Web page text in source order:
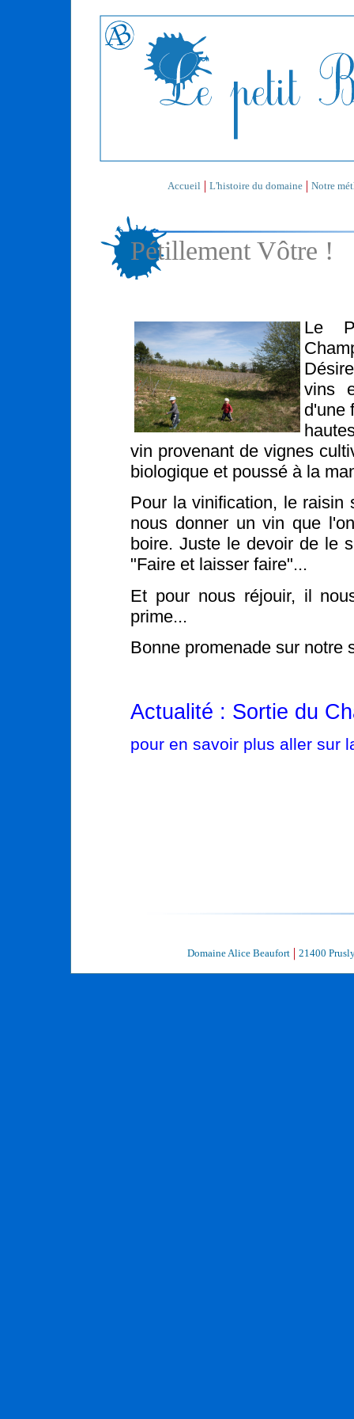
Accueil L'histoire du domaine Notre
Pétillement Vôtre !
Le
vins
d'une
vin provenant de vignes
biologique et poussé à la
Pour la vinification, le raisin
nous donner un vin que
boire. Juste le devoir de le
"Faire et laisser faire"...
Et pour nous réjouir, il
prime...
Bonne promenade sur notre
Actualité : Sortie du
pour en savoir plus aller sur
Domaine Alice Beaufort 21400